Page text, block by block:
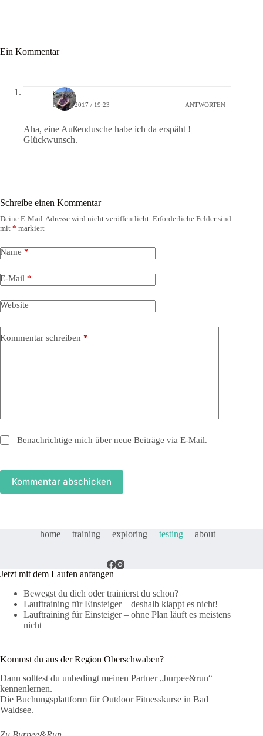
Ein Kommentar
alex
8. MAI 2017 / 19:23 ANTWORTEN
Aha, eine Außendusche habe ich da erspäht !
Glückwunsch.
Schreibe einen Kommentar
Deine E-Mail-Adresse wird nicht veröffentlicht. Erforderliche Felder sind
mit * markiert
Name *
E-Mail *
Website
Kommentar schreiben *
Benachrichtige mich über neue Beiträge via E-Mail.
Kommentar abschicken
home training exploring testing about
Jetzt mit dem Laufen anfangen
Bewegst du dich oder trainierst du schon?
Lauftraining für Einsteiger – deshalb klappt es nicht!
Lauftraining für Einsteiger – ohne Plan läuft es meistens
nicht
Kommst du aus der Region Oberschwaben?
Dann solltest du unbedingt meinen Partner „burpee&run“
kennenlernen.
Die Buchungsplattform für Outdoor Fitnesskurse in Bad
Waldsee.